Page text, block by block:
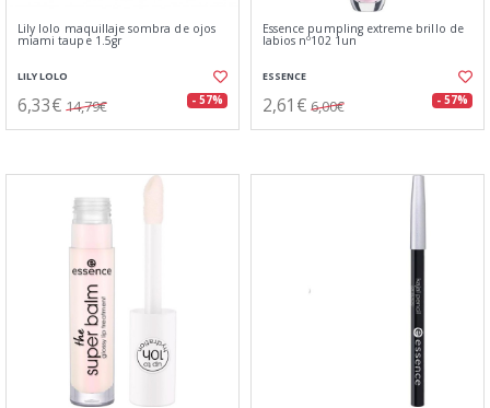
Lily lolo maquillaje sombra de ojos
miami taupe 1.5gr
LILY LOLO
6,33€ 14,79€ - 57%
Essence pumpling extreme brillo de
labios nº102 1un
ESSENCE
2,61€ 6,00€ - 57%